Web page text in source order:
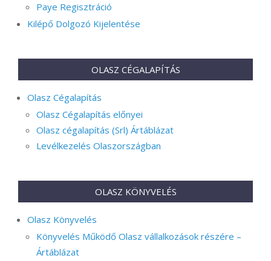
Paye Regisztráció
Kilépő Dolgozó Kijelentése
OLASZ CÉGALAPÍTÁS
Olasz Cégalapítás
Olasz Cégalapítás előnyei
Olasz cégalapítás (Srl) Ártáblázat
Levélkezelés Olaszországban
OLASZ KÖNYVELÉS
Olasz Könyvelés
Könyvelés Működő Olasz vállalkozások részére –
Ártáblázat